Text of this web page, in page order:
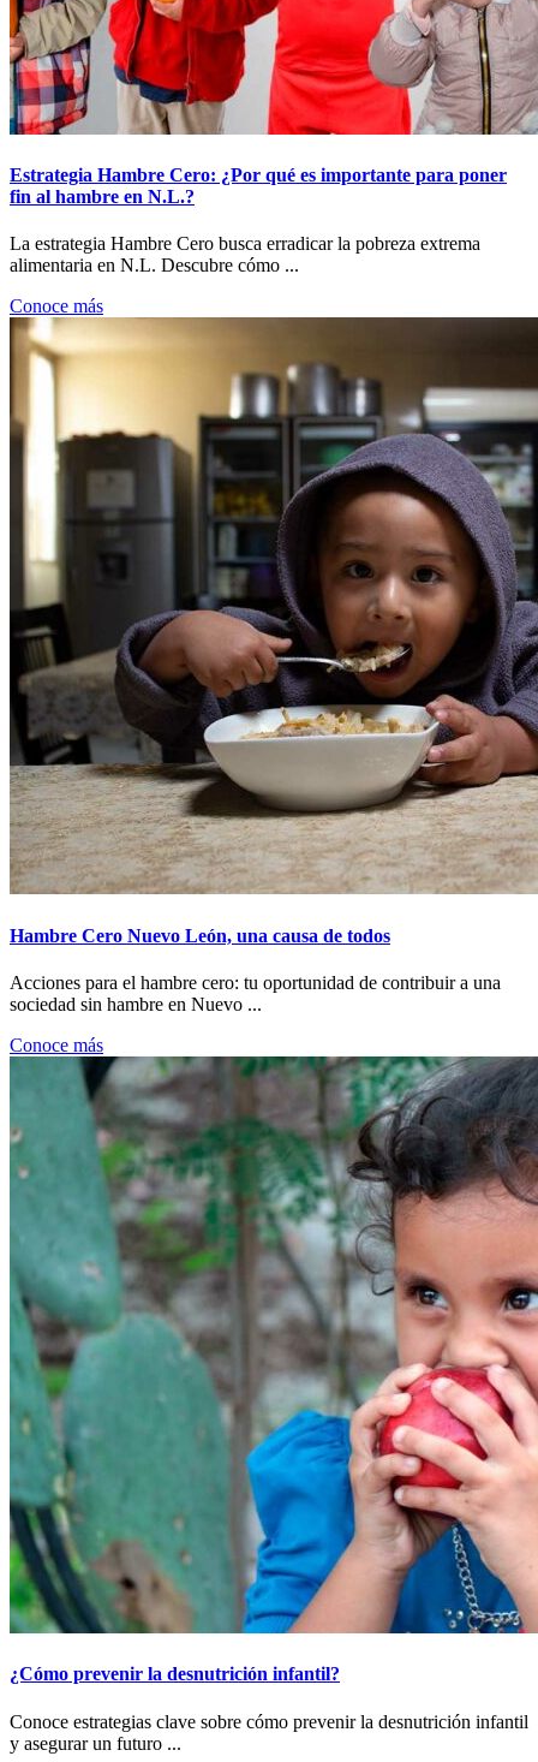
Estrategia Hambre Cero: ¿Por qué es importante para poner
fin al hambre en N.L.?
La estrategia Hambre Cero busca erradicar la pobreza extrema
alimentaria en N.L. Descubre cómo ...
Conoce más
Hambre Cero Nuevo León, una causa de todos
Acciones para el hambre cero: tu oportunidad de contribuir a una
sociedad sin hambre en Nuevo ...
Conoce más
¿Cómo prevenir la desnutrición infantil?
Conoce estrategias clave sobre cómo prevenir la desnutrición infantil
y asegurar un futuro ...